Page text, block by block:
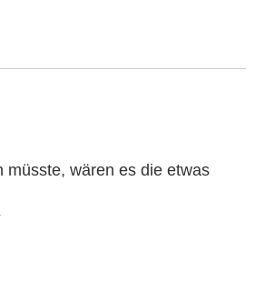
müsste, wären es die etwas